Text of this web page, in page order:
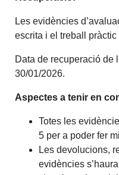
Les evidències
escrita i el treball pràctic
Data de recuperació de
30/01/2026.
Aspectes a tenir en
Totes les
5 per a poder fer
Les devolucions,
evidències